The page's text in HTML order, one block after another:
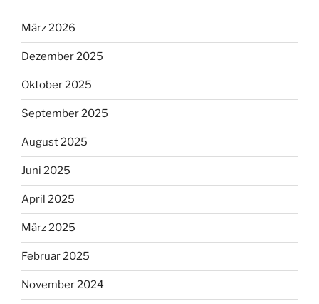
März 2026
Dezember 2025
Oktober 2025
September 2025
August 2025
Juni 2025
April 2025
März 2025
Februar 2025
November 2024